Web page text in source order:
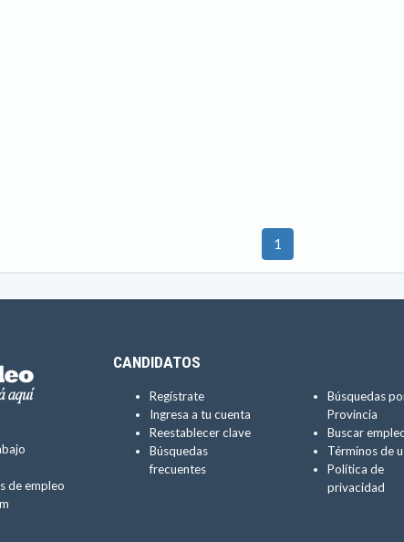
1
de empleo
CANDIDATOS
Regístrate
Ingresa a tu cuenta
Reestablecer clave
Búsquedas
frecuentes
Búsquedas
Provincia
Buscar
Términos de
Política de
privacidad